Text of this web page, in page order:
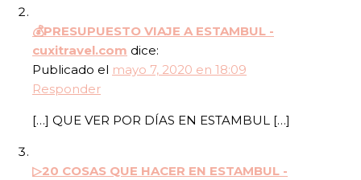
💰PRESUPUESTO VIAJE A ESTAMBUL -
cuxitravel.com dice:
Publicado el mayo 7, 2020 en 18:09
Responder
[…] QUE VER POR DÍAS EN ESTAMBUL […]
▷20 COSAS QUE HACER EN ESTAMBUL -